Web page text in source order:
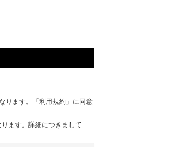
ります。「利用規約」に同意
ます。詳細につきまして